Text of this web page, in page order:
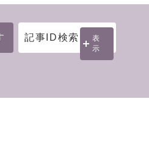
記事ID検索
表
示